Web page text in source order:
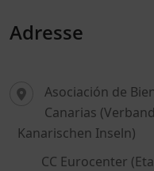
Adresse
Asociación de
Canarias
Kanarischen Inseln)
CC Eurocenter